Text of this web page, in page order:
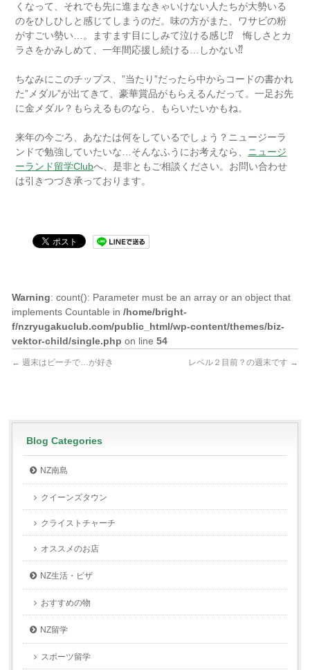
くなって、それでも先に進まなきゃいけない人たちが大勢いる
のをひしひしと感じてしまうのだ。味の方がまた、ワサビの粉
がすごい勢い…。ますます目にしみて泣ける感じ⁉︎ 悔しさとカ
ラさをかみしめて、一年間応援し続ける…しかない⁇
ちなみにこのチップス、”当たり”だったら中からコードの書かれ
た”メダル”が出てきて、豪華賞品がもらえるんだって。一足お先
に金メダル？もらえるものなら、もらいたいかもね。
来年の今ごろ、あなたは何をしているでしょう？ニュージーラ
ンドで勉強していたいな…そんなふうにお考えなら、 ニュージ
ーランド留学Clubへ、是非ともご相談ください。お問い合わせ
は引きつづき承っております。
Warning: count(): Parameter must be an array or an object that
implements Countable in/home/bright-
f/nzryugakuclub.com/public_html/wp-content/themes/biz-
vektor-child/single.php on line54
← 週末はビーチで…が好き レベル２目前？の週末です →
Blog Categories
NZ南島
クイーンズタウン
クライストチャーチ
オススメのお店
NZ生活・ビザ
おすすめの物
NZ留学
スポーツ留学